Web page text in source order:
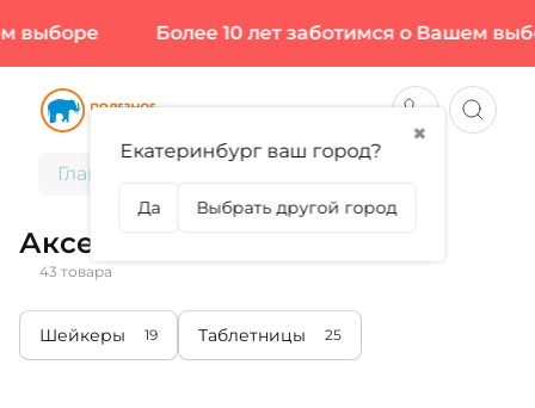
Более 10 лет заботимся о Вашем выборе
Главная
Аксессуары
43 товара
Шейкеры 19 Таблетницы 25
✖
Екатеринбург ваш город?
Да Выбрать другой город